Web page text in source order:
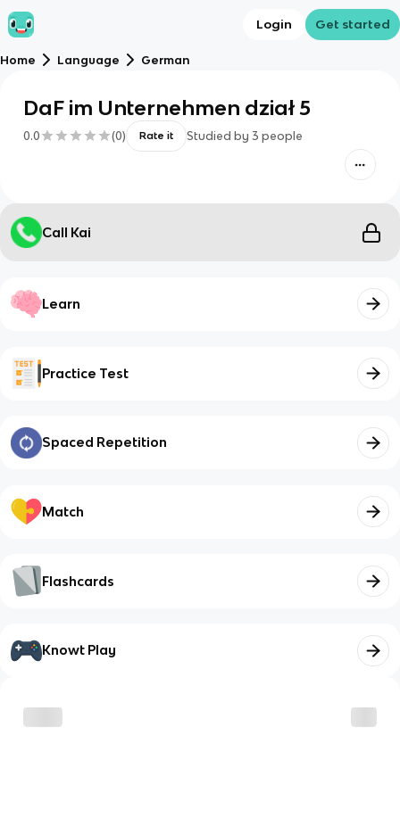
Login Get started
Home Language German
DaF im Unternehmen dział 5
0.0 (0) Rate it Studied by 3 people
Call Kai
Learn
Practice Test
Spaced Repetition
Match
Flashcards
Knowt Play